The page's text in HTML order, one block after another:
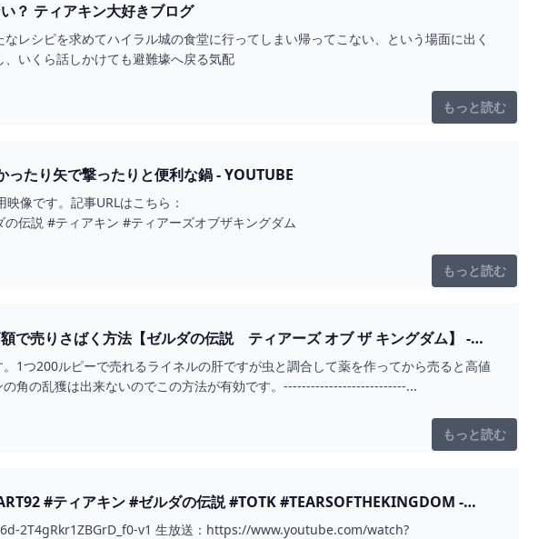
ティアキンNPC│ボーノンの居場所について。なぜ帰ってこない？ ティアキン大好きブログ
レシピを求めてハイラル城の食堂に行ってしまい帰ってこない、という場面に出く
いくら話しかけても避難壕へ戻る気配
もっと読む
ったり矢で撃ったりと便利な鍋 - YOUTUBE
像です。記事URLはこちら：
説 #ティアキン #ティアーズオブザキングダム
もっと読む
で売りさばく方法【ゼルダの伝説 ティアーズ オブ ザ キングダム】 -
1つ200ルピーで売れるライネルの肝ですが虫と調合して薬を作ってから売ると高値
角の乱獲は出来ないのでこの方法が有効です。---------------------------...
もっと読む
ダの伝説 #TOTK #TEARSOFTHEKINGDOM -
2T4gRkr1ZBGrD_f0-v1 生放送：https://www.youtube.com/watch?